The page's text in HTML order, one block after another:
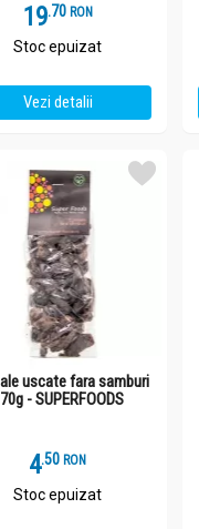
19.7 RON
Stoc epuizat
Vezi detalii
uscate fara samburi
- SUPERFOODS
4.5 RON
Stoc epuizat